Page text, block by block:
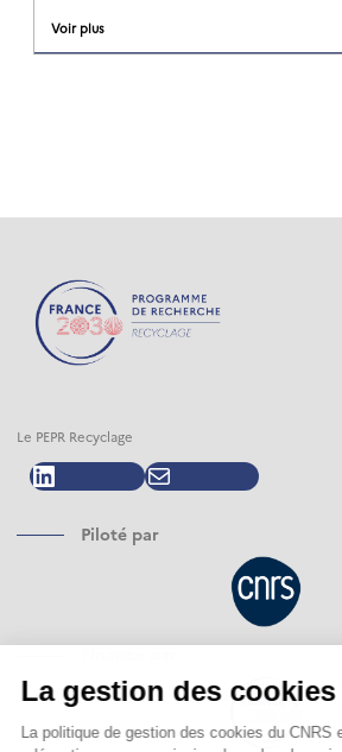
Voir plus
Le PEPR Recyclage
LinkedInE-mail
Piloté par